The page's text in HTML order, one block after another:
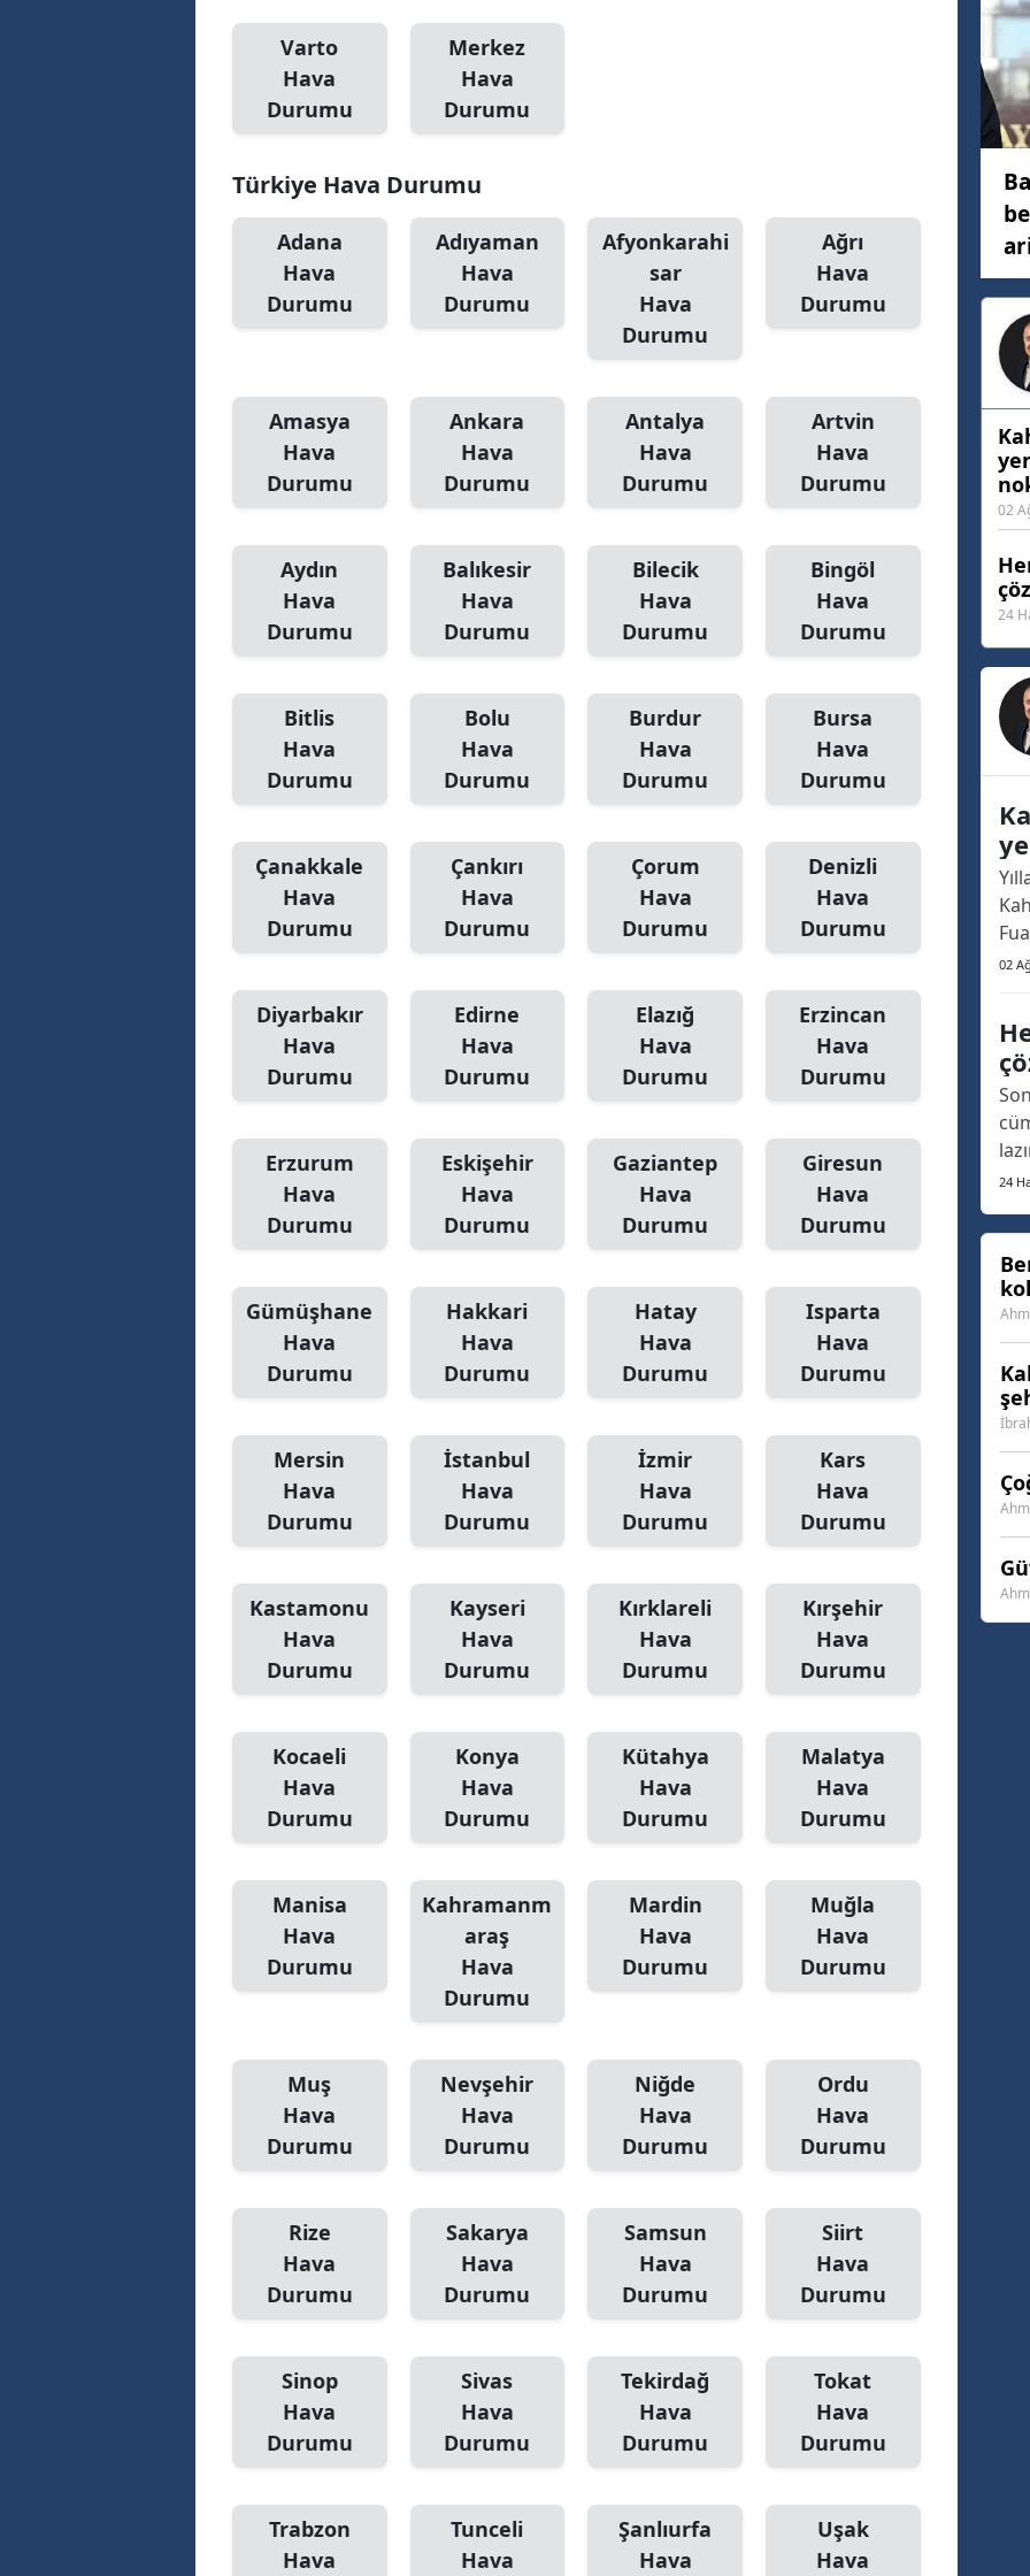
Kastamonu
Kırşehir
Kocaeli
Kütahya
Malatya
Kahramanmaraş
Mardin
Muş
Ordu
Samsun
Sinop
Tekirdağ
Tunceli
Şanlıurfa
Yozgat
Aksaray
Bayburt
Kırıkkale
Bartın
Iğdır
Karabük
Osmaniye
Düzce
Varto
Hava
Durumu
Merkez
Hava
Durumu
Türkiye Hava Durumu
Adana
Hava
Durumu
Adıyaman
Hava
Durumu
Afyonkarahi
sar
Hava
Durumu
Ağrı
Hava
Durumu
Amasya
Hava
Durumu
Ankara
Hava
Durumu
Antalya
Hava
Durumu
Artvin
Hava
Durumu
Aydın
Hava
Durumu
Balıkesir
Hava
Durumu
Bilecik
Hava
Durumu
Bingöl
Hava
Durumu
Bitlis
Hava
Durumu
Bolu
Hava
Durumu
Burdur
Hava
Durumu
Bursa
Hava
Durumu
Çanakkale
Hava
Durumu
Çankırı
Hava
Durumu
Çorum
Hava
Durumu
Denizli
Hava
Durumu
Diyarbakır
Hava
Durumu
Edirne
Hava
Durumu
Elazığ
Hava
Durumu
Erzincan
Hava
Durumu
Erzurum
Hava
Durumu
Eskişehir
Hava
Durumu
Gaziantep
Hava
Durumu
Giresun
Hava
Durumu
Gümüşhane
Hava
Durumu
Hakkari
Hava
Durumu
Hatay
Hava
Durumu
Isparta
Hava
Durumu
Mersin
Hava
Durumu
İstanbul
Hava
Durumu
İzmir
Hava
Durumu
Kars
Hava
Durumu
Kastamonu
Hava
Durumu
Kayseri
Hava
Durumu
Kırklareli
Hava
Durumu
Kırşehir
Hava
Durumu
Kocaeli
Hava
Durumu
Konya
Hava
Durumu
Kütahya
Hava
Durumu
Malatya
Hava
Durumu
Manisa
Hava
Durumu
Kahramanm
araş
Hava
Durumu
Mardin
Hava
Durumu
Muğla
Hava
Durumu
Muş
Hava
Durumu
Nevşehir
Hava
Durumu
Niğde
Hava
Durumu
Ordu
Hava
Durumu
Rize
Hava
Durumu
Sakarya
Hava
Durumu
Samsun
Hava
Durumu
Siirt
Hava
Durumu
Sinop
Hava
Durumu
Sivas
Hava
Durumu
Tekirdağ
Hava
Durumu
Tokat
Hava
Durumu
Trabzon
Hava
Tunceli
Hava
Şanlıurfa
Hava
Uşak
Hava
02
24
02
24